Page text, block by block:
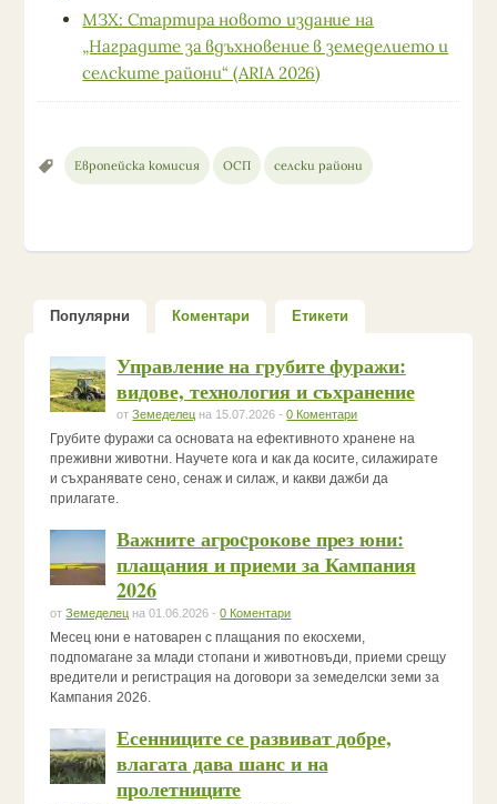
МЗХ: Стартира новото издание на
„Наградите за вдъхновение в земеделието и
селските райони“ (ARIA 2026)
Европейска комисия ОСП селски райони
Популярни Коментари Етикети
Управление на грубите фуражи:
видове, технология и съхранение
отЗемеделец на 15.07.2026 -0 Коментари
Грубите фуражи са основата на ефективното хранене на
преживни животни. Научете кога и как да косите, силажирате
и съхранявате сено, сенаж и силаж, и какви дажби да
прилагате.
Важните агроcрокове през юни:
плащания и приеми за Кампания
2026
отЗемеделец на 01.06.2026 -0 Коментари
Месец юни е натоварен с плащания по екосхеми,
подпомагане за млади стопани и животновъди, приеми срещу
вредители и регистрация на договори за земеделски земи за
Кампания 2026.
Есенниците се развиват добре,
влагата дава шанс и на
пролетниците